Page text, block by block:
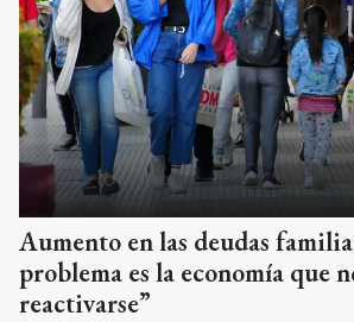
Aumento en las deudas
problema es la economía que
reactivarse”